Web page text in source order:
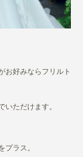
お好みならフリルト
ただけます。
ラス。